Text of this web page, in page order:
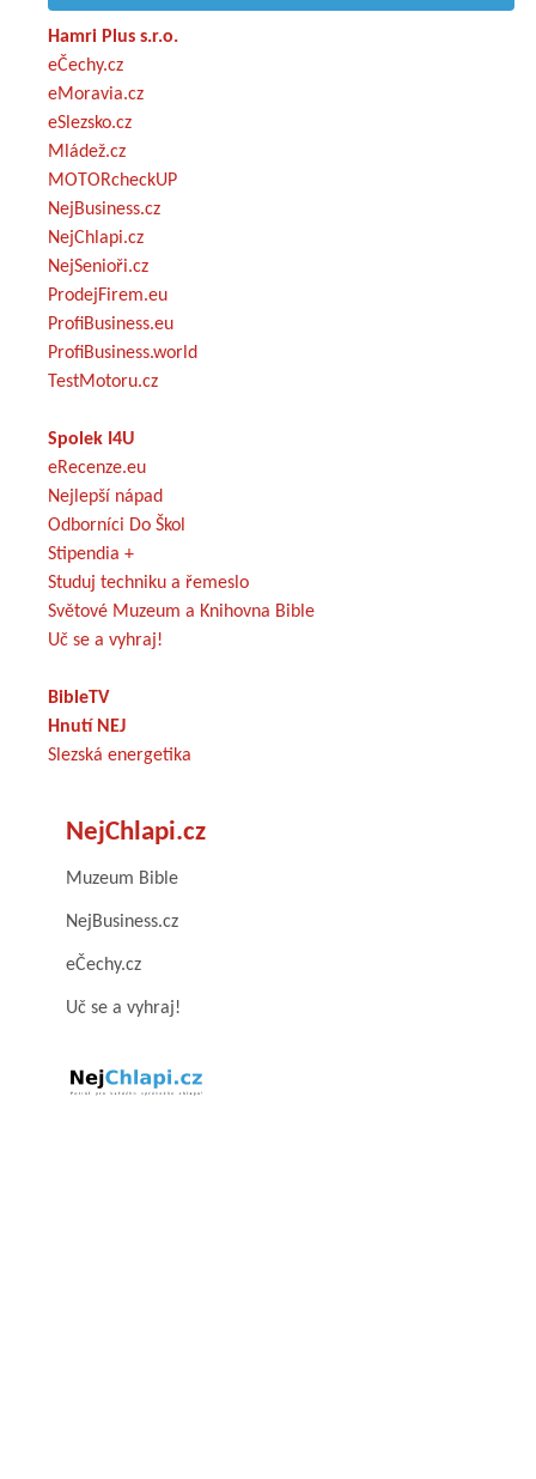
Hamri Plus s.r.o.
eČechy.cz
eMoravia.cz
eSlezsko.cz
Mládež.cz
MOTORcheckUP
NejBusiness.cz
NejChlapi.cz
NejSenioři.cz
ProdejFirem.eu
ProfiBusiness.eu
ProfiBusiness.world
TestMotoru.cz
Spolek I4U
eRecenze.eu
Nejlepší nápad
Odborníci Do Škol
Stipendia +
Studuj techniku a řemeslo
Světové Muzeum a Knihovna Bible
Uč se a vyhraj!
BibleTV
Hnutí NEJ
Slezská energetika
NejChlapi.cz
Muzeum Bible
NejBusiness.cz
eČechy.cz
Uč se a vyhraj!